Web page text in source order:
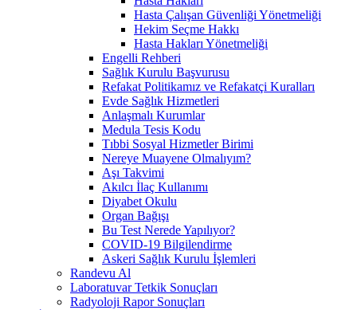
Hasta Çalışan Güvenliği Yönetmeliği
Hekim Seçme Hakkı
Hasta Hakları Yönetmeliği
Engelli Rehberi
Sağlık Kurulu Başvurusu
Refakat Politikamız ve Refakatçi Kuralları
Evde Sağlık Hizmetleri
Anlaşmalı Kurumlar
Medula Tesis Kodu
Tıbbi Sosyal Hizmetler Birimi
Nereye Muayene Olmalıyım?
Aşı Takvimi
Akılcı İlaç Kullanımı
Diyabet Okulu
Organ Bağışı
Bu Test Nerede Yapılıyor?
COVID-19 Bilgilendirme
Askeri Sağlık Kurulu İşlemleri
Randevu Al
Laboratuvar Tetkik Sonuçları
Radyoloji Rapor Sonuçları